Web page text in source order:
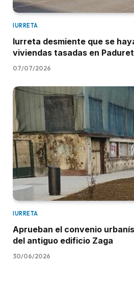
IURRETA
Iurreta desmiente que se
viviendas tasadas en
07/07/2026
IURRETA
Aprueban el convenio
del antiguo edificio Zaga
30/06/2026